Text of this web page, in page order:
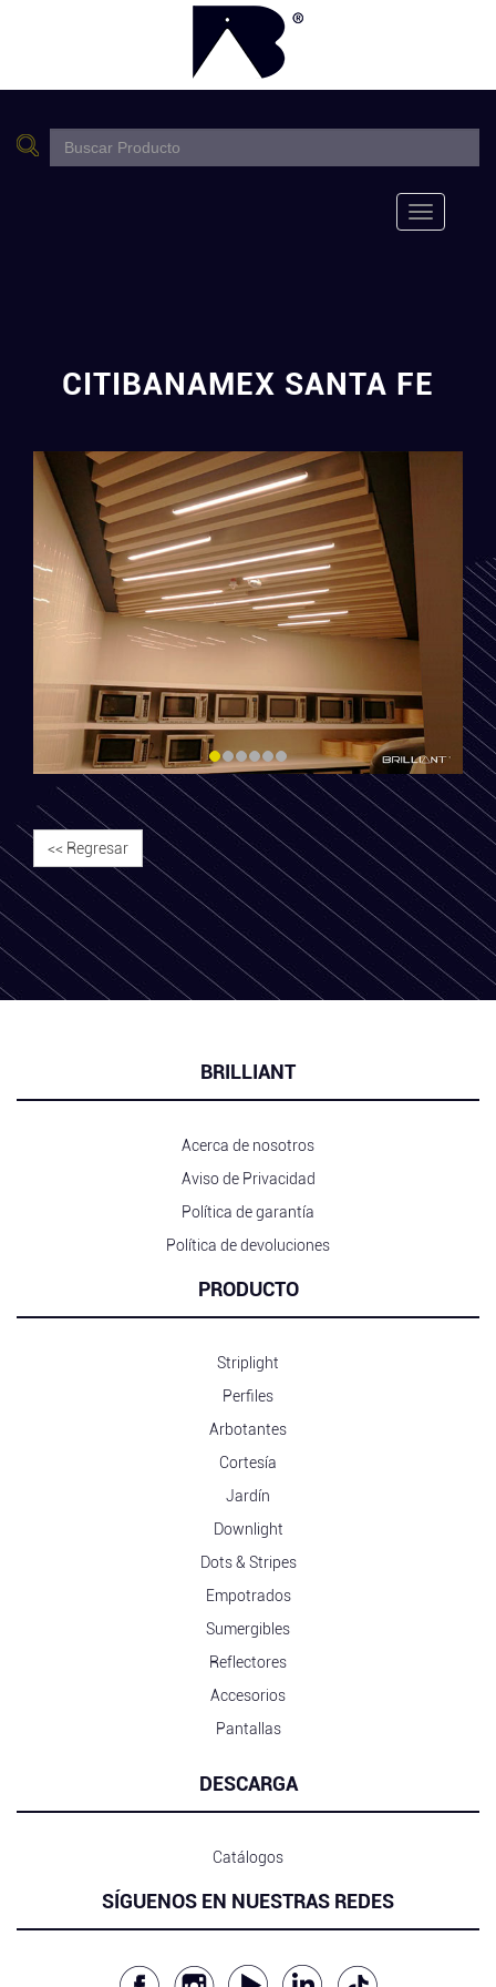
Toggle
navigation
CITIBANAMEX SANTA FE
<< Regresar
BRILLIANT
Acerca de nosotros
Aviso de Privacidad
Política de garantía
Política de devoluciones
PRODUCTO
Striplight
Perfiles
Arbotantes
Cortesía
Jardín
Downlight
Dots & Stripes
Empotrados
Sumergibles
Reflectores
Accesorios
Pantallas
DESCARGA
Catálogos
SÍGUENOS EN NUESTRAS REDES